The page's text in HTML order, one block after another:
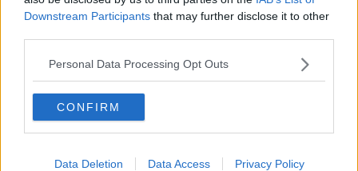
Downstream Participants that may further disclose it to other
Personal Data Processing Opt Outs
CONFIRM
Data Deletion Data Access Privacy Policy
partecipanti e alla condivisione di dubbi, esperienze e opportunità.
ci.portoferraiooppure in presenza dalle
15 alle 17 presso il Centro per l’Impiego a Portoferraio, viale
Manzoni, 15.